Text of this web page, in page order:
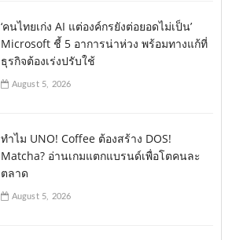
‘คนไทยเก่ง AI แต่องค์กรยังต่อยอดไม่เป็น’
Microsoft ชี้ 5 อาการน่าห่วง พร้อมทางแก้ที่
ธุรกิจต้องเร่งปรับใช้
August 5, 2026
ทำไม UNO! Coffee ต้องสร้าง DOS!
Matcha? อ่านเกมแตกแบรนด์เพื่อโตคนละ
ตลาด
August 5, 2026